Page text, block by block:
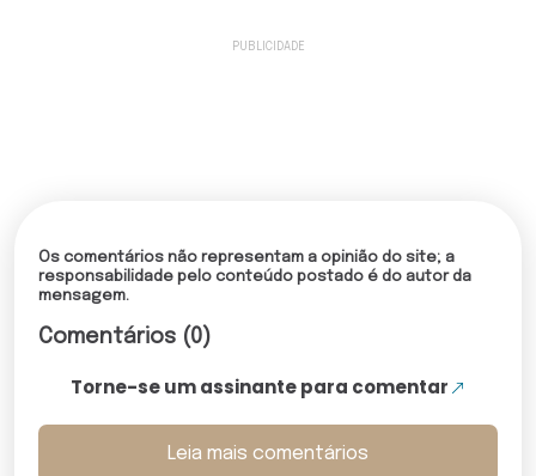
Os comentários não representam a opinião do site; a
responsabilidade pelo conteúdo postado é do autor da
mensagem.
Comentários (0)
Torne-se um assinante para comentar
Leia mais comentários